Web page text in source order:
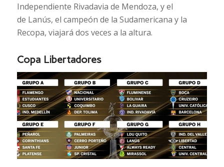
Independiente Rivadavia de Mendoza, y el
de Lanús, el campeón de la Sudamericana y la
Recopa, viajará dos veces a la altura.
Copa Libertadores